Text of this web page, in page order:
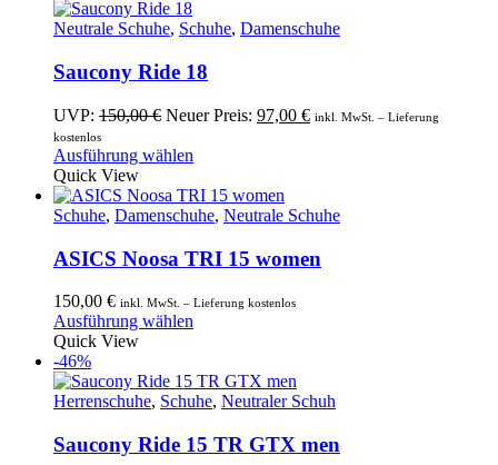
Varianten
Die
Optionen
können
auf
Produktseite
gewählt
werden
Neutrale Schuhe, Schuhe, Damenschuhe
Saucony Ride 18
UVP: 150,00€ Ursprünglicher
war:
Neuer Preis: 97,00 €Aktueller
inkl. MwSt. – Lieferung
kostenlos
Ausführung wählen
weist
mehrere
auf.
Die
Optionen
können
auf
Produktseite
gewählt
werden
Quick View
Schuhe, Damenschuhe, Neutrale Schuhe
ASICS Noosa TRI 15 women
150,00 € inkl. MwSt. – Lieferung kostenlos
Ausführung wählen
mehrere
Varianten
Die
Optionen
Quick View
-46%
Herrenschuhe, Schuhe, Neutraler Schuh
Saucony Ride 15 TR GTX men